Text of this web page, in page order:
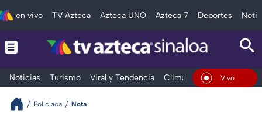
en vivo TV Azteca Azteca UNO Azteca 7 Deportes
Noticias Turismo Viral y Tendencia Clima Deportes
En Vivo
Policiaca Nota